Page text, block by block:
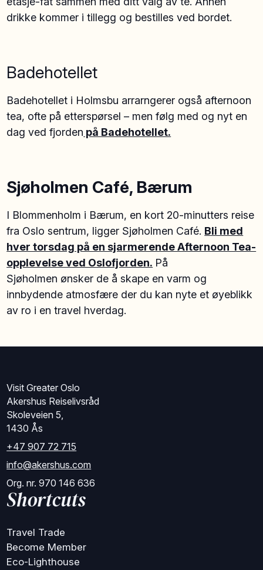
drikke kommer i tillegg og bestilles ved bordet.
Badehotellet
Badehotellet i Holmsbu arrarngerer også afternoon
tea, ofte på etterspørsel – men følg med og nyt en
dag ved fjorden på Badehotellet.
Sjøholmen Café, Bærum
I Blommenholm i Bærum, en kort 20-minutters reise
fra Oslo sentrum, ligger Sjøholmen Café. Bli med
hver torsdag på en sjarmerende Afternoon Tea-
opplevelse ved Oslofjorden. På
Sjøholmen ønsker de å skape en varm og
innbydende atmosfære der du kan nyte et øyeblikk
av ro i en travel hverdag.
Visit Greater Oslo
Akershus Reiselivsråd
Skoleveien 5,
1430 Ås
+47 907 72 715
info@akershus.com
Org. nr. 970 146 636
Shortcuts
Travel Trade
Become Member
Eco-Lighthouse